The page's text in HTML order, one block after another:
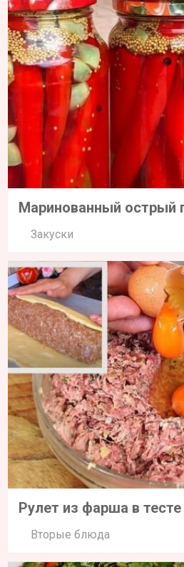
Маринованный острый
Закуски
Рулет из фарша в тесте
Вторые блюда